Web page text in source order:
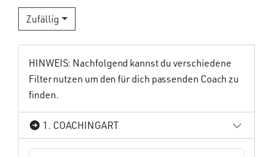
Zufällig
HINWEIS: Nachfolgend kannst du verschiedene
Filter nutzen um den für dich passenden Coach zu
finden.
1. COACHINGART